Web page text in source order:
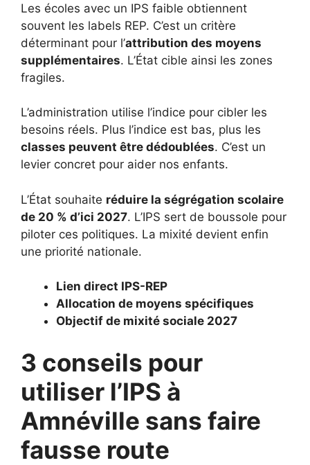
Les écoles avec un IPS faible obtiennent
souvent les labels REP. C’est un critère
déterminant pour l’attribution des moyens
supplémentaires. L’État cible ainsi les zones
fragiles.
L’administration utilise l’indice pour cibler les
besoins réels. Plus l’indice est bas, plus les
classes peuvent être dédoublées. C’est un
levier concret pour aider nos enfants.
L’État souhaite réduire la ségrégation scolaire
de 20 % d’ici 2027. L’IPS sert de boussole pour
piloter ces politiques. La mixité devient enfin
une priorité nationale.
Lien direct IPS-REP
Allocation de moyens spécifiques
Objectif de mixité sociale 2027
3 conseils pour
utiliser l’IPS à
Amnéville sans faire
fausse route